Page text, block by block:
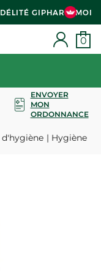
GIPHAR & MOI
0
ENVOYER
MON
ORDONNANCE
Hygiène